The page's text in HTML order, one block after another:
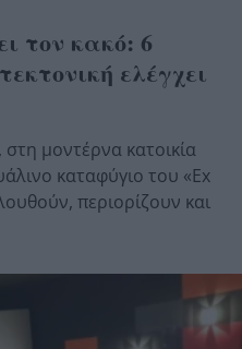
τον κακό: 6
ελέγχει
μοντέρνα κατοικία
καταφύγιο του «Ex
περιορίζουν και